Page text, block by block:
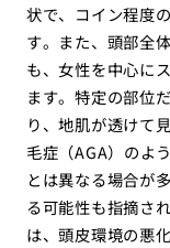
状で、コイン程度
す。また、頭部全
も、女性を中心に
ます。特定の部位
り、地肌が透けて
毛症（AGA）のよ
とは異なる場合が
る可能性も指摘さ
は、頭皮環境の悪